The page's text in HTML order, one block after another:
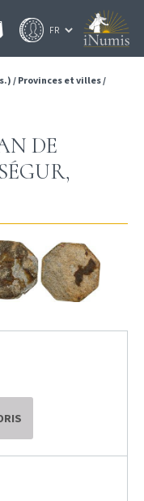
/ Provinces et villes/
DE